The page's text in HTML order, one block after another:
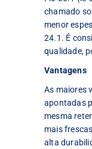
chamado
menor
24.1. É
qualidade,
Vantagens
As maiores
apontadas
mesma
mais
alta